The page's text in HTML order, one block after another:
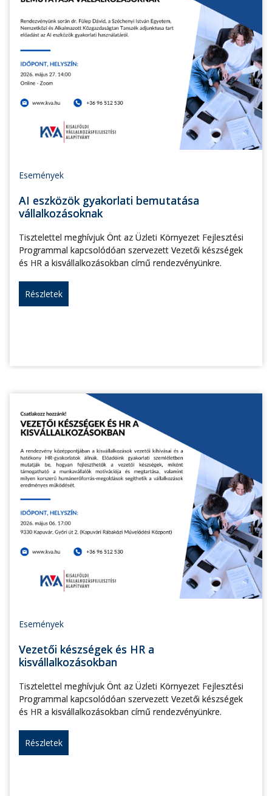
Események
AI eszközök gyakorlati bemutatása
vállalkozásoknak
Tisztelettel meghívjuk Önt az Üzleti Környezet Fejlesztési
Programmal kapcsolódóan szervezett Vezetői készségek
és HR a kisvállalkozásokban című rendezvényünkre.
Részletek
Események
Vezetői készségek és HR a
kisvállalkozásokban
Tisztelettel meghívjuk Önt az Üzleti Környezet Fejlesztési
Programmal kapcsolódóan szervezett Vezetői készségek
és HR a kisvállalkozásokban című rendezvényünkre.
Részletek